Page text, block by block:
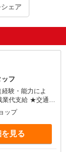
ェア
ッフ
験・能力によ
代支給 ★交通費
定有) お友達
給(規定有) ゜・。
ップ
見る